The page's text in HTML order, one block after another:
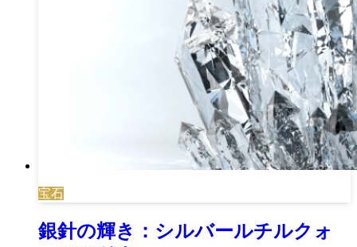
宝石
銀針の輝き：シルバールチルクォ